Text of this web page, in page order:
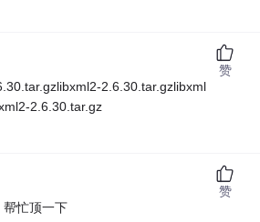
2.6.30.tar.gzlibxml
2.6.30.tar.gz
赞
帮忙顶一下
赞